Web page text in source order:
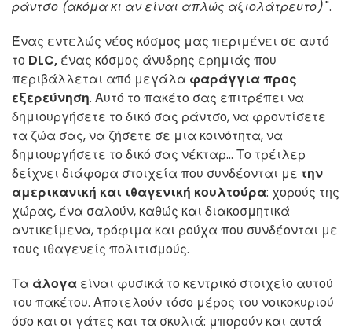
ράντσο (ακόμα κι αν είναι απλώς αξιολάτρευτο)".
Ένας εντελώς νέος κόσμος μας περιμένει σε αυτό
το DLC, ένας κόσμος άνυδρης ερημιάς που
περιβάλλεται από μεγάλα φαράγγιαπρος
εξερεύνηση. Αυτό το πακέτο σας επιτρέπει να
δημιουργήσετε το δικό σας ράντσο, να φροντίσετε
τα ζώα σας, να ζήσετε σε μια κοινότητα, να
δημιουργήσετε το δικό σας νέκταρ... Το τρέιλερ
δείχνει διάφορα στοιχεία που συνδέονται με την
αμερικανική και ιθαγενική κουλτούρα: χορούς της
χώρας, ένα σαλούν, καθώς και διακοσμητικά
αντικείμενα, τρόφιμα και ρούχα που συνδέονται με
τους ιθαγενείς πολιτισμούς.
Τα άλογα είναι φυσικά το κεντρικό στοιχείο αυτού
του πακέτου. Αποτελούν τόσο μέρος του νοικοκυριού
όσο και οι γάτες και τα σκυλιά: μπορούν και αυτά